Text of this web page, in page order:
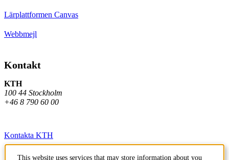
Lärplattformen Canvas
Webbmejl
Kontakt
KTH
100 44 Stockholm
+46 8 790 60 00
Kontakta KTH
Jobba på KTH
This website uses services that may store information about you